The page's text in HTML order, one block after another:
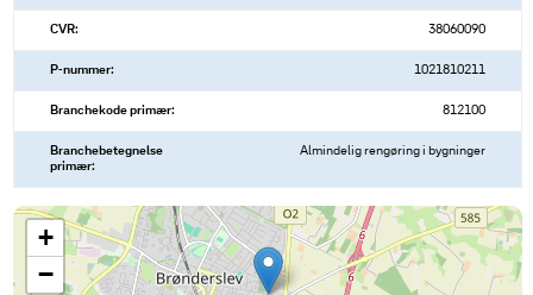
CVR: 38060090
P-nummer: 1021810211
Branchekode primær: 812100
Branchebetegnelse
primær:
Almindelig rengøring i bygninger
+
−